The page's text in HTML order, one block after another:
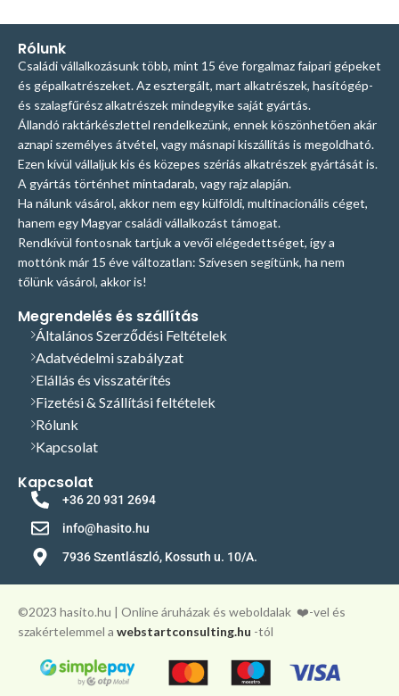
Rólunk
Családi vállalkozásunk több, mint 15 éve forgalmaz faipari gépeket
és gépalkatrészeket. Az esztergált, mart alkatrészek, hasítógép-
és szalagfűrész alkatrészek mindegyike saját gyártás.
Állandó raktárkészlettel rendelkezünk, ennek köszönhetően akár
aznapi személyes átvétel, vagy másnapi kiszállítás is megoldható.
Ezen kívül vállaljuk kis és közepes szériás alkatrészek gyártását is.
A gyártás történhet mintadarab, vagy rajz alapján.
Ha nálunk vásárol, akkor nem egy külföldi, multinacionális céget,
hanem egy Magyar családi vállalkozást támogat.
Rendkívül fontosnak tartjuk a vevői elégedettséget, így a
mottónk már 15 éve változatlan: Szívesen segítünk, ha nem
tőlünk vásárol, akkor is!
Megrendelés és szállítás
Általános Szerződési Feltételek
Adatvédelmi szabályzat
Elállás és visszatérítés
Fizetési & Szállítási feltételek
Rólunk
Kapcsolat
Kapcsolat
+36 20 931 2694
info@hasito.hu
7936 Szentlászló, Kossuth u. 10/A.
©️2023 hasito.hu | Online áruházak és weboldalak ❤️-vel és
szakértelemmel a webstartconsulting.hu -tól